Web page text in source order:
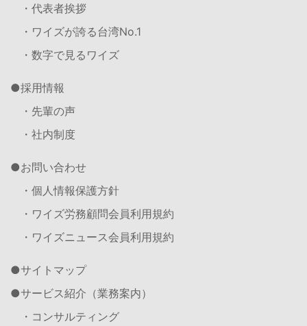
・代表者挨拶
・ワイズが誇る台湾No.1
・数字で見るワイズ
採用情報
・先輩の声
・社内制度
お問い合わせ
・個人情報保護方針
・ワイズ労務顧問会員利用規約
・ワイズニュース会員利用規約
サイトマップ
サービス紹介（業務案内）
・コンサルティング